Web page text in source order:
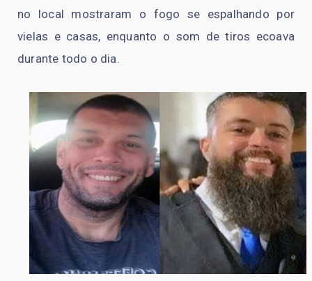
no local mostraram o fogo se espalhando por
vielas e casas, enquanto o som de tiros ecoava
durante todo o dia.